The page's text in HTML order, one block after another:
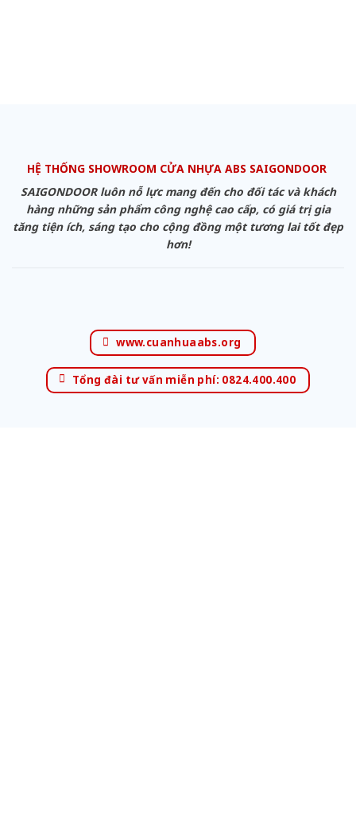
HỆ THỐNG SHOWROOM CỬA NHỰA ABS SAIGONDOOR
SAIGONDOOR luôn nỗ lực mang đến cho đối tác và khách
hàng những sản phẩm công nghệ cao cấp, có giá trị gia
tăng tiện ích, sáng tạo cho cộng đồng một tương lai tốt đẹp
hơn!
www.cuanhuaabs.org
Tổng đài tư vấn miễn phí: 0824.400.400